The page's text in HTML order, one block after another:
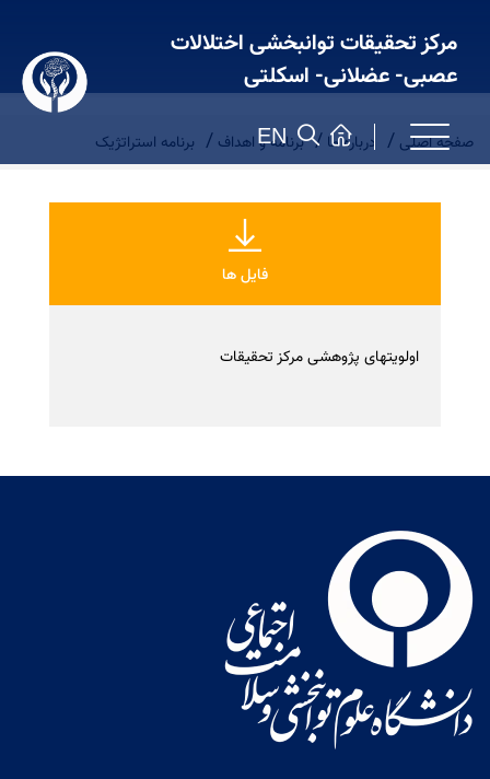
مرکز تحقیقات توانبخشی اختلالات
عصبی- عضلانی- اسکلتی
EN صفحه اصلی درباره ما برنامه و اهداف برنامه استراتژیک
فایل ها
اولویتهای پژوهشی مرکز تحقیقات